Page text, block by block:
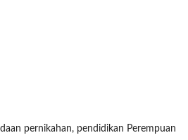
pernikahan, pendidikan Perempuan